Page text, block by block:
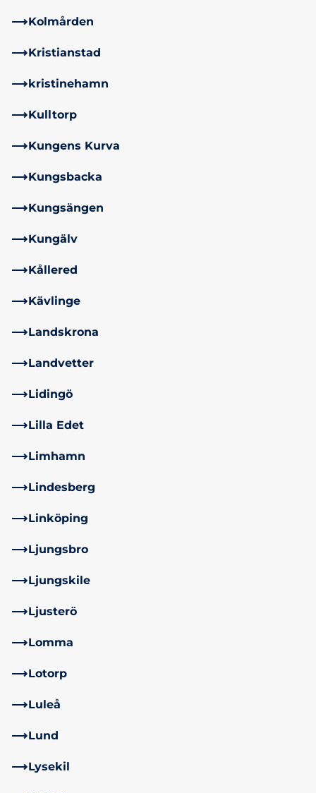
Kolmården
Kristianstad
kristinehamn
Kulltorp
Kungens Kurva
Kungsbacka
Kungsängen
Kungälv
Kållered
Kävlinge
Landskrona
Landvetter
Lidingö
Lilla Edet
Limhamn
Lindesberg
Linköping
Ljungsbro
Ljungskile
Ljusterö
Lomma
Lotorp
Luleå
Lund
Lysekil